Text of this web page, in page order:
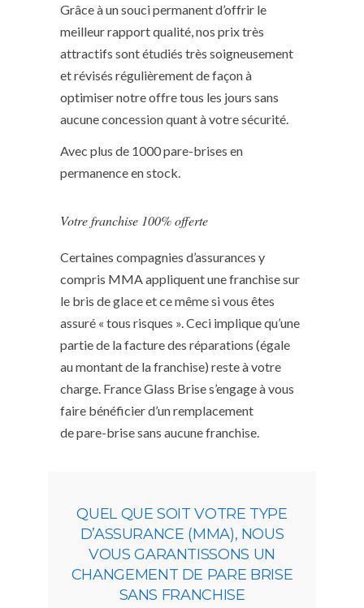
Grâce à un souci permanent d’offrir le
meilleur rapport qualité, nos prix très
attractifs sont étudiés très soigneusement
et révisés régulièrement de façon à
optimiser notre offre tous les jours sans
aucune concession quant à votre sécurité.
Avec plus de 1000 pare-brises en
permanence en stock.
Votre franchise 100% offerte
Certaines compagnies d’assurances y
compris MMA appliquent une franchise sur
le bris de glace et ce même si vous êtes
assuré « tous risques ». Ceci implique qu’une
partie de la facture des réparations (égale
au montant de la franchise) reste à votre
charge. France Glass Brise s’engage à vous
faire bénéficier d’un remplacement
de pare-brise sans aucune franchise.
QUEL QUE SOIT VOTRE TYPE
D’ASSURANCE (MMA), NOUS
VOUS GARANTISSONS UN
CHANGEMENT DE PARE BRISE
SANS FRANCHISE